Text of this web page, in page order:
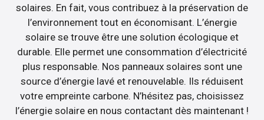
solaires. En fait, vous contribuez à la préservation de
l’environnement tout en économisant. L’énergie
solaire se trouve être une solution écologique et
durable. Elle permet une consommation d’électricité
plus responsable. Nos panneaux solaires sont une
source d’énergie lavé et renouvelable. Ils réduisent
votre empreinte carbone. N’hésitez pas, choisissez
l’énergie solaire en nous contactant dès maintenant !